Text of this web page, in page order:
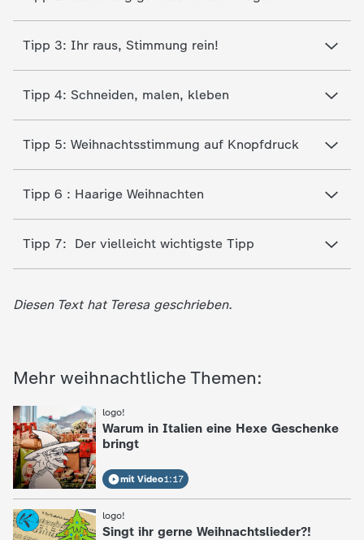
h
d
e
D
Tipp 3: Ihr raus, Stimmung rein!
Tipp 4: Schneiden, malen, kleben
Tipp 5: Weihnachtsstimmung auf Knopfdruck
Tipp 6 : Haarige Weihnachten
Tipp 7: Der vielleicht wichtigste Tipp
Diesen Text hat Teresa geschrieben.
Mehr weihnachtliche Themen:
logo!
:
Warum in Italien eine Hexe Geschenke
bringt
mit Video1:17
logo!
: Singt ihr gerne Weihnachtslieder?!